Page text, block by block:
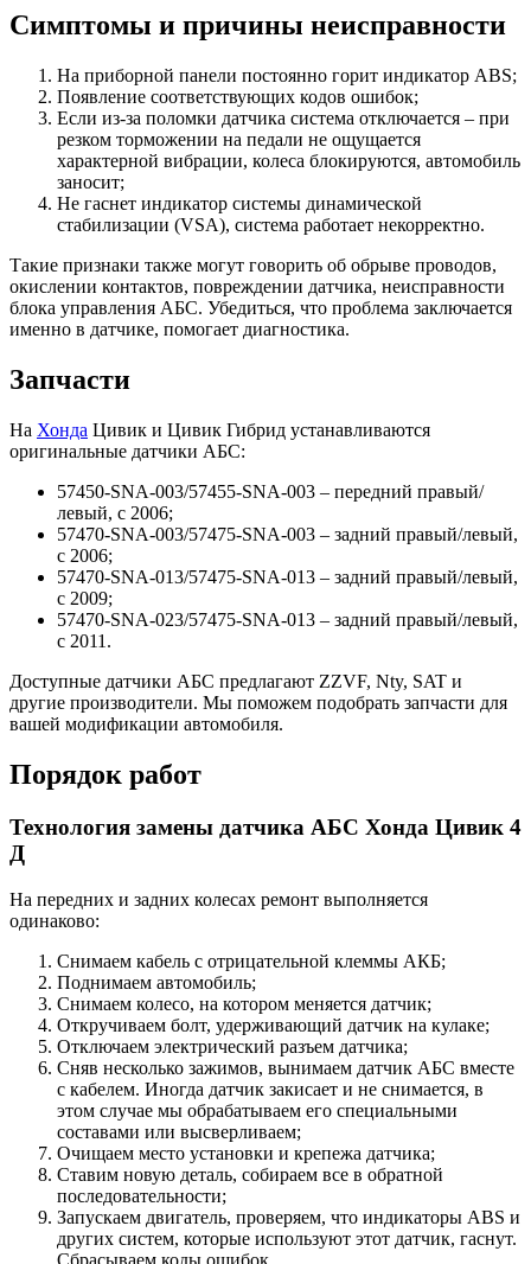
Симптомы и причины неисправности
На приборной панели постоянно горит индикатор ABS;
Появление соответствующих кодов ошибок;
Если из-за поломки датчика система отключается – при
резком торможении на педали не ощущается
характерной вибрации, колеса блокируются, автомобиль
заносит;
Не гаснет индикатор системы динамической
стабилизации (VSA), система работает некорректно.
Такие признаки также могут говорить об обрыве проводов,
окислении контактов, повреждении датчика, неисправности
блока управления АБС. Убедиться, что проблема заключается
именно в датчике, помогает диагностика.
Запчасти
На Хонда Цивик и Цивик Гибрид устанавливаются
оригинальные датчики АБС:
57450-SNA-003/57455-SNA-003 – передний правый/
левый, с 2006;
57470-SNA-003/57475-SNA-003 – задний правый/левый,
с 2006;
57470-SNA-013/57475-SNA-013 – задний правый/левый,
с 2009;
57470-SNA-023/57475-SNA-013 – задний правый/левый,
с 2011.
Доступные датчики АБС предлагают ZZVF, Nty, SAT и
другие производители. Мы поможем подобрать запчасти для
вашей модификации автомобиля.
Порядок работ
Технология замены датчика АБС Хонда Цивик 4
Д
На передних и задних колесах ремонт выполняется
одинаково:
Снимаем кабель с отрицательной клеммы АКБ;
Поднимаем автомобиль;
Снимаем колесо, на котором меняется датчик;
Откручиваем болт, удерживающий датчик на кулаке;
Отключаем электрический разъем датчика;
Сняв несколько зажимов, вынимаем датчик АБС вместе
с кабелем. Иногда датчик закисает и не снимается, в
этом случае мы обрабатываем его специальными
составами или высверливаем;
Очищаем место установки и крепежа датчика;
Ставим новую деталь, собираем все в обратной
последовательности;
Запускаем двигатель, проверяем, что индикаторы ABS и
других систем, которые используют этот датчик, гаснут.
Сбрасываем коды ошибок.